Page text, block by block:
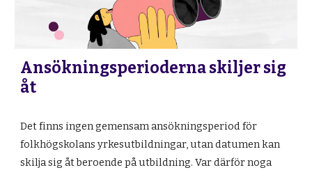
Ansökningsperioderna skiljer sig
åt
Det finns ingen gemensam ansökningsperiod för
folkhögskolans yrkesutbildningar, utan datumen kan
skilja sig åt beroende på utbildning. Var därför noga